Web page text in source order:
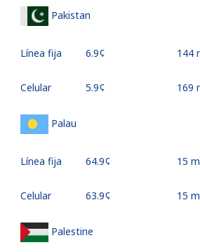
Pakistan
Línea fija ⁦6.9¢⁩ 144
Celular ⁦5.9¢⁩ 169
Palau
Línea fija ⁦64.9¢⁩ 15
Celular ⁦63.9¢⁩ 15
Palestine